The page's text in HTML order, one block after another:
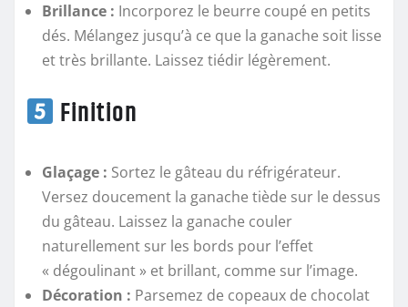
Brillance : Incorporez le beurre coupé en petits
dés. Mélangez jusqu’à ce que la ganache soit lisse
et très brillante. Laissez tiédir légèrement.
Finition
Glaçage : Sortez le gâteau du réfrigérateur.
Versez doucement la ganache tiède sur le dessus
du gâteau. Laissez la ganache couler
naturellement sur les bords pour l’effet
« dégoulinant » et brillant, comme sur l’image.
Décoration : Parsemez de copeaux de chocolat